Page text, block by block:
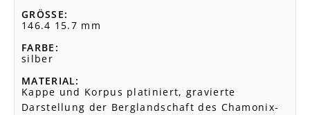
GRÖSSE
146.4 15.7 mm
FARBE
silber
MATERIAL
Kappe und Korpus platiniert, gravierte
Darstellung der Berglandschaft des Chamonix-